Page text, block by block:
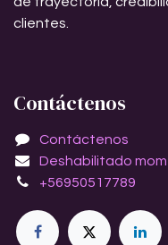
clientes.
Contáctenos
Contáctenos
Deshabilitado
+56950517789